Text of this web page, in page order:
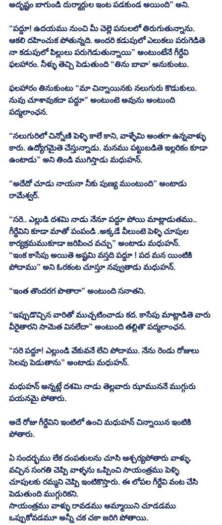
అదృష్టం బాగుండి దుర్మార్గుల ఇంట పడకుండ అయింది” అని.
“పద్దూ! ఉదయము నుంచి మీ చెల్లె పనులలో తిరుగుతున్నాను.
ఆకలి దహించుక పోతున్నది. అందరి కడుపులో ఎలుకలు పరుగెడితె
నా కడుపులో పిల్లులు పరుగెడుతున్నాయి” అంటుంటేనే గీర్దేవి
ఫలహారం. నీళ్ళు తెచ్చి పెడుతుంది “తిను బావా’ అనుకుంటు.
ఫలహారం తినుకుంటు “మా చిన్నాయినకు నలుగురు కొడుకులు.
నువు చూశావుకదా పద్దూ” అంటుంటె అవును అంటుంది
పద్మలాంఛన.
“నలుగురిలో చిన్నోణి పెళ్ళి కాలే కాని, వాళ్ళేమి అంతగా ఉన్నవాళ్ళు
కారు. ఉద్యోగమైతె చేస్తున్నాడు. మనము పట్టుబడితె ఇల్లరికం కూడా
ఉంటాడు” అని తిండి ముగిస్తాడు మధుహన్.
“అదేదో చూడు నాయనా నీకు పుణ్య ముంటుంది” అంటాడు
రామేశ్వర్.
“సరె.. ఎల్లుడి దశమి నాడు నేనూ పద్దూ పోయి మాట్లాడుతము..
గీర్దేవిని కూడా మాతో పంపండి .అక్కడే వీలుంటె పెళ్ళి చూపుల
కార్యక్రమముకూడా జరిపించ వచ్చు” అంటాడు మధుహన్.
“ఇంక కాసేపు అయితె అష్టమి వస్తది పద్దూ ! పద మన యింటికి
పోదాము” అని ఓరకంట చూస్తూ నవ్వుతాడు మధుహన్.
“ఇంత తొందరగ పొతారా” అంటుంది సనాతని.
“ఇప్పుడొచ్చిన వారితో ముచ్చటించాడు కద. కాసేపు మాట్లాడితె వారు
వీరైతారని సామెత వినలేదా” అంటుంది తల్లితొ పద్మలాంఛన.
“సరె పద్దూ! ఎల్లుండి వేకువనే లేచి పోదాము. నేను రెండు రోజులు
సెలవు పెడుతాను” అంటాడు మధుహన్.
మధుహన్ అన్నట్లే దశమి నాడు తెల్లవారు ఝాముననే ముగ్గురు
పయనమై పోతారు.
అదే రోజు గీర్దేవిని ఇంటిలో ఉంచి మధుహన్ చిన్నాయిన ఇంటికి
పోతారు.
ఏ సందర్భము లేక దంపతులను చూసి ఆశ్చర్యపోతారు వాళ్ళు.
వచ్చిన సంగతి చెప్పి వాళ్ళను ఒప్పించి సాయంత్రము పెళ్ళి
చూపులకు రమ్మని చెప్పి ఇంటికొస్తారు. ఈ లోపల గీర్దేవి వంట చేసి
పెడుతుంది ముగ్గురికని.
సాయంత్రము వాళ్ళు రావడము అమ్మాయిని చూడడము
ఒప్పుకోవడమూ అన్నీ చక చకా జరిగి పోతాయి.